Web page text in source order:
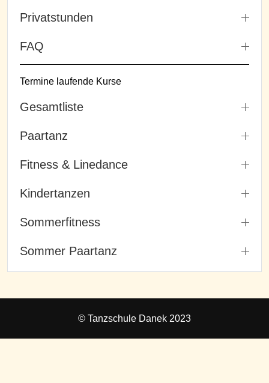
Privatstunden
FAQ
Termine laufende Kurse
Gesamtliste
Paartanz
Fitness & Linedance
Kindertanzen
Sommerfitness
Sommer Paartanz
© Tanzschule Danek 2023